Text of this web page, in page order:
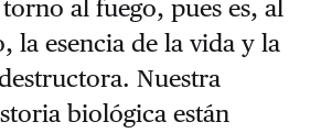
al fuego, pues es, al
la esencia de la vida y la
Nuestra
biológica están